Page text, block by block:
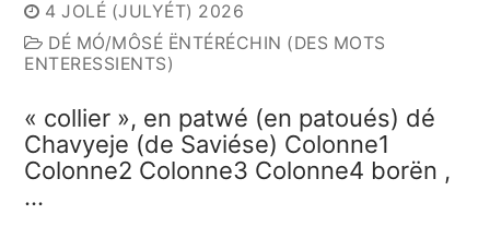
4 JOLÉ (JULYÉT) 2026
DÉ MÓ/MÔSÉ ËNTÉRÉCHIN (DES MOTS
ENTERESSIENTS)
« collier », en patwé (en patoués) dé
Chavyeje (de Saviése) Colonne1
Colonne2 Colonne3 Colonne4 borën ,
…